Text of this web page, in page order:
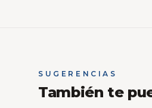
SUGERENCIAS
También te